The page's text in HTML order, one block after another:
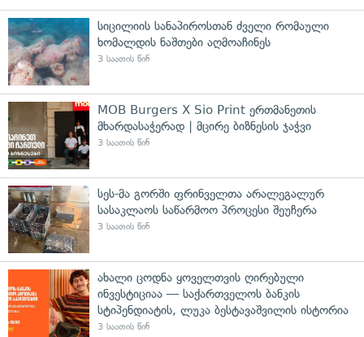
სიცილიის სანაპიროსთან ძველი რომაული
ხომალდის ნაშთები აღმოაჩინეს
3 საათის წინ
MOB Burgers X Sio Print ერთმანეთის
მხარდასაჭერად | მცირე ბიზნესის ჯაჭვი
3 საათის წინ
სეს-მა გორში ფრინველთა არალეგალურ
სასაკლაოს საწარმოო პროცესი შეუჩერა
3 საათის წინ
ახალი ცოდნა ყოველთვის ღირებული
ინვესტიციაა — საქართველოს ბანკის
სტიპენდიატის, ლუკა ბესტავაშვილის ისტორია
3 საათის წინ